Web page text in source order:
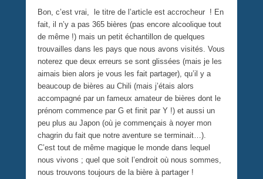
Bon, c’est vrai, le titre de l’article est accrocheur ! En
fait, il n’y a pas 365 bières (pas encore alcoolique tout
de même !) mais un petit échantillon de quelques
trouvailles dans les pays que nous avons visités. Vous
noterez que deux erreurs se sont glissées (mais je les
aimais bien alors je vous les fait partager), qu’il y a
beaucoup de bières au Chili (mais j’étais alors
accompagné par un fameux amateur de bières dont le
prénom commence par G et finit par Y !) et aussi un
peu plus au Japon (où je commençais à noyer mon
chagrin du fait que notre aventure se terminait…).
C’est tout de même magique le monde dans lequel
nous vivons ; quel que soit l’endroit où nous sommes,
nous trouvons toujours de la bière à partager !